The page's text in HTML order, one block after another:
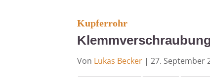
Kupferrohr
Von Lukas Becker | 27. September